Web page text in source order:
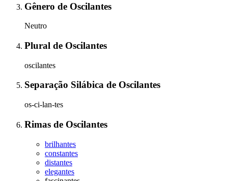
Gênero de Oscilantes
Neutro
Plural de Oscilantes
oscilantes
Separação Silábica de Oscilantes
os-ci-lan-tes
Rimas de Oscilantes
brilhantes
constantes
distantes
elegantes